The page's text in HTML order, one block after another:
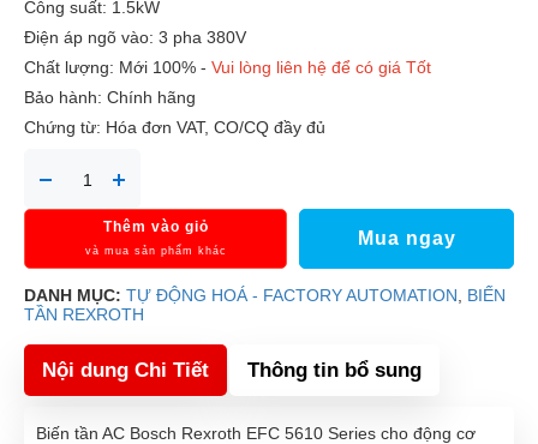
Công suất: 1.5kW
Điện áp ngõ vào: 3 pha 380V
Chất lượng: Mới 100% - Vui lòng liên hệ để có giá Tốt
Bảo hành: Chính hãng
Chứng từ: Hóa đơn VAT, CO/CQ đầy đủ
Thêm vào giỏ
và mua sản phẩm khác
Mua ngay
DANH MỤC: TỰ ĐỘNG HOÁ - FACTORY AUTOMATION
BIẾN
TẦN REXROTH
Nội dung Chi Tiết Thông tin bổ sung
Biến tần AC Bosch Rexroth EFC 5610 Series cho động cơ